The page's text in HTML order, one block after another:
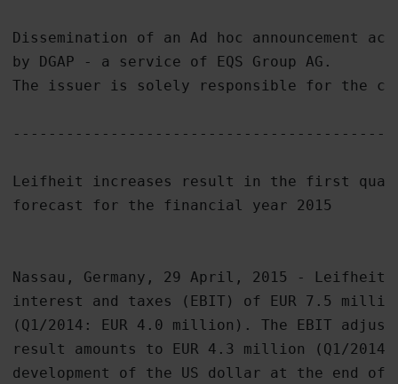
Dissemination of an Ad hoc announcement
by DGAP - a service of EQS Group AG.
The issuer is solely responsible for the
Leifheit increases result in the first
forecast for the financial year 2015
Nassau, Germany, 29 April, 2015 - Leifheit
interest and taxes (EBIT) of EUR 7.5
(Q1/2014: EUR 4.0 million). The EBIT
result amounts to EUR 4.3 million (Q1/
development of the US dollar at the end of